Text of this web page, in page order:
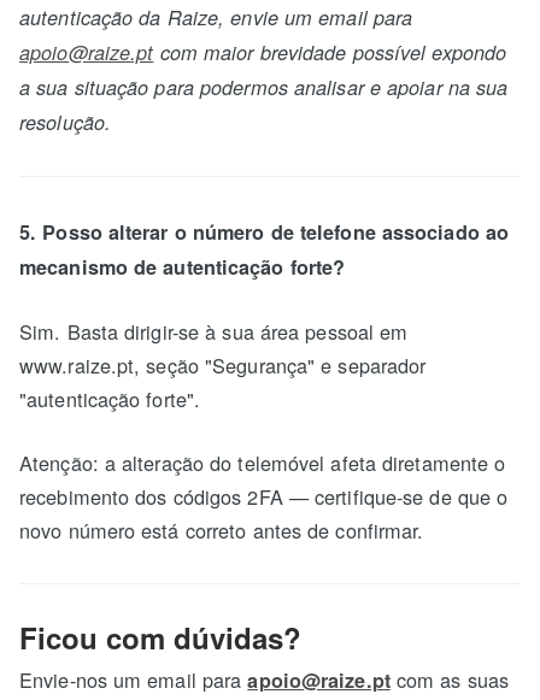
autenticação da Raize, envie um email para
apoio@raize.pt com maior brevidade possível expondo
a sua situação para podermos analisar e apoiar na sua
resolução.
5. Posso alterar o número de telefone associado ao
mecanismo de autenticação forte?
Sim. Basta dirigir-se à sua área pessoal em
www.raize.pt, seção "Segurança" e separador
"autenticação forte".
Atenção: a alteração do telemóvel afeta diretamente o
recebimento dos códigos 2FA — certifique-se de que o
novo número está correto antes de confirmar.
Ficou com dúvidas?
Envie-nos um email paraapoio@raize.ptcom as suas